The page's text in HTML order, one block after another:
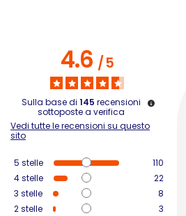
4.6/5
Sulla base di 145 recensioni
sottoposte a verifica
Vedi tutte le recensioni su questo
sito
5 stelle
110
4stelle
22
3 stelle
8
2stelle
3